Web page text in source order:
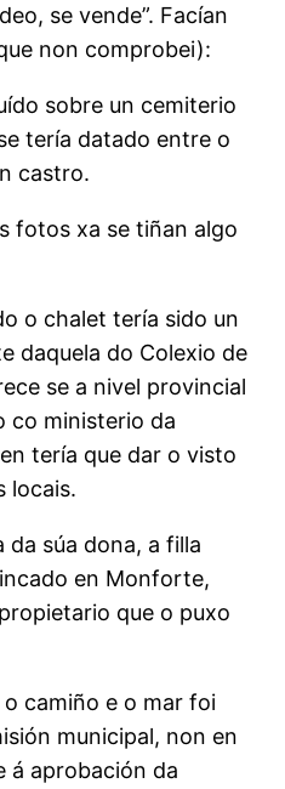
se vende”. Facían
non comprobei):
sobre un cemiterio
tería datado entre o
castro.
fotos xa se tiñan algo
o chalet tería sido un
daquela do Colexio de
se a nivel provincial
co ministerio da
tería que dar o visto
locais.
da súa dona, a filla
en Monforte,
que o puxo
camiño e o mar foi
municipal, non en
á aprobación da